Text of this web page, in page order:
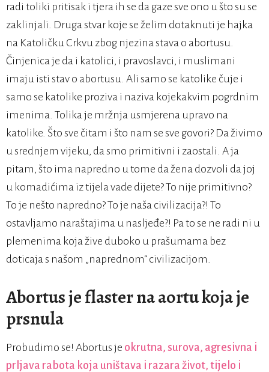
radi toliki pritisak i tjera ih se da gaze sve ono u što su se
zaklinjali. Druga stvar koje se želim dotaknuti je hajka
na Katoličku Crkvu zbog njezina stava o abortusu.
Činjenica je da i katolici, i pravoslavci, i muslimani
imaju isti stav o abortusu. Ali samo se katolike čuje i
samo se katolike proziva i naziva kojekakvim pogrdnim
imenima. Tolika je mržnja usmjerena upravo na
katolike. Što sve čitam i što nam se sve govori? Da živimo
u srednjem vijeku, da smo primitivni i zaostali. A ja
pitam, što ima napredno u tome da žena dozvoli da joj
u komadićima iz tijela vade dijete? To nije primitivno?
To je nešto napredno? To je naša civilizacija?! To
ostavljamo naraštajima u nasljeđe?! Pa to se ne radi ni u
plemenima koja žive duboko u prašumama bez
doticaja s našom „naprednom“ civilizacijom.
Abortus je flaster na aortu koja je
prsnula
Probudimo se! Abortus je okrutna, surova, agresivna i
prljava rabota koja uništava i razara život, tijelo i